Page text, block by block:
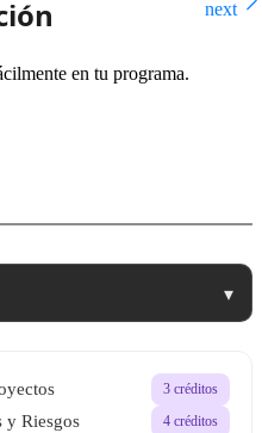
en tu programa.
▾
3 créditos
y Riesgos 4 créditos